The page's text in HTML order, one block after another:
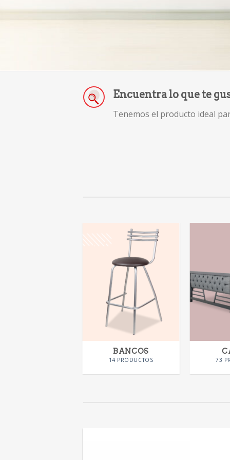
Encuentra lo que te
Tenemos el producto ideal
BANCOS
14 PRODUCTOS 73